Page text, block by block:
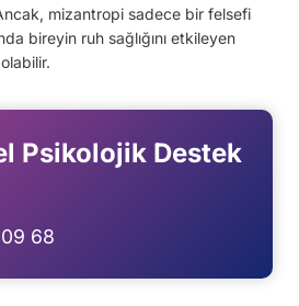
Ancak, mizantropi sadece bir felsefi
bireyin ruh sağlığını etkileyen
Psikolojik Destek
68